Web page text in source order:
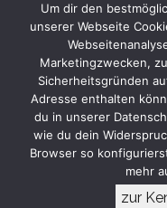
DER RICHTIGE
TIPPS FÜR ANFÄNGER
IMPRESSUM
© 2017-2026
Um dir den
unserer Webseite
Marketingzwecken,
Sicherheitsgründen
Adresse enthalten
du in unserer
wie du dein
Browser so
mehr
zur